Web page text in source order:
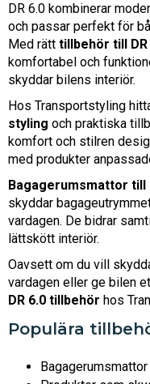
DR 6.0 kombinerar
och passar perfekt för
Med rätt tillbehör till DR
komfortabel och
skyddar bilens interiör.
Hos Transportstyling
styling och praktiska
komfort och stilren
med produkter
Bagagerumsmattor till
skyddar
vardagen. De bidrar
lättskött interiör.
Oavsett om du vill
vardagen eller ge bilen
DR 6.0 tillbehör hos
Populära